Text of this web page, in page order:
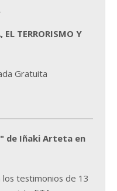
EL TERRORISMO Y
Gratuita
de Iñaki Arteta en
los testimonios de 13